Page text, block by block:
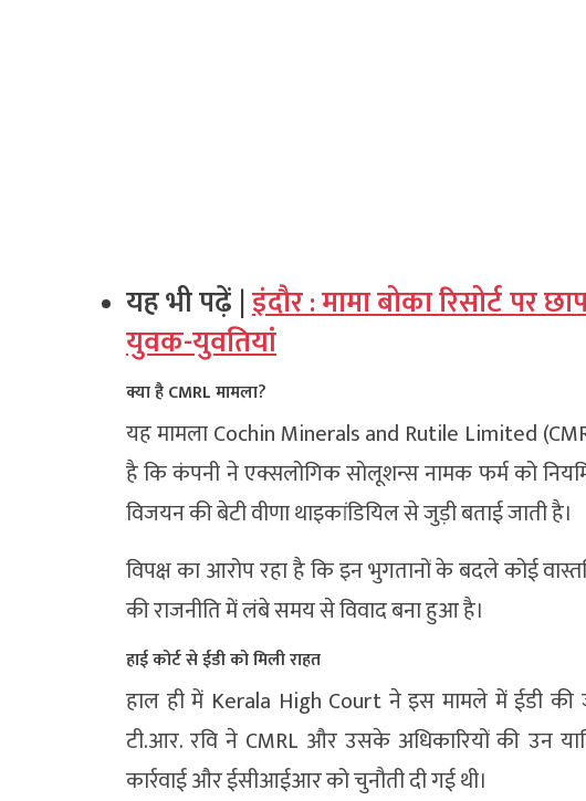
यह भी पढ़ें |इंदौर : मामा बोका रिसोर्ट
युवक-युवतियां
क्या है CMRL मामला?
यह मामलाCochin Minerals and Rutile Limited
है कि कंपनी ने एक्सलोगिक सोलूशन्स नामक फर्म को
विजयन की बेटी वीणा थाइकांडियिल से जुड़ी बताई जाती है।
विपक्ष का आरोप रहा है कि इन भुगतानों के बदले कोई
की राजनीति में लंबे समय से विवाद बना हुआ है।
हाई कोर्ट से ईडी को मिली राहत
हाल ही में Kerala High Court ने इस मामले में ईडी की
टी.आर. रवि ने CMRL और उसके अधिकारियों की उन
कार्रवाई और ईसीआईआर को चुनौती दी गई थी।